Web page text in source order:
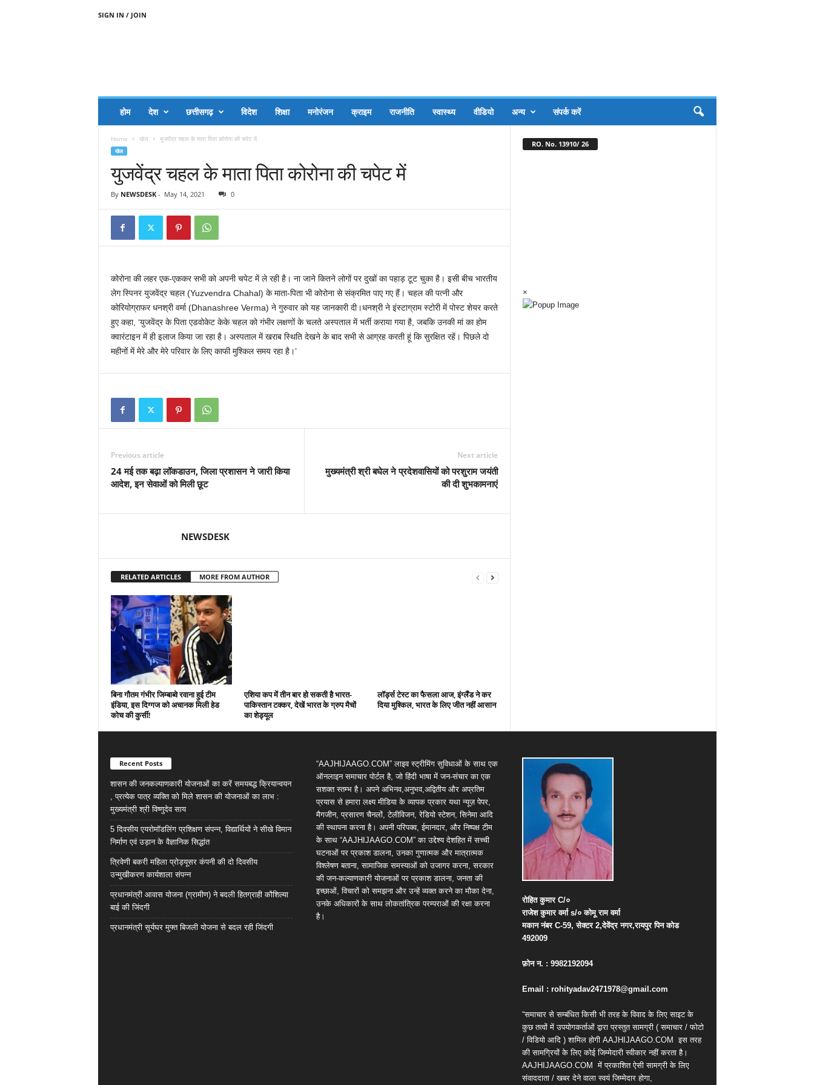
SIGN IN / JOIN
होम देश छत्तीसगढ़ विदेश शिक्षा मनोरंजन क्राइम राजनीति स्वास्थ्य वीडियो अन्य संपर्क करें
Home खेल युजवेंद्र चहल के माता पिता कोरोना की चपेट में
खेल
युजवेंद्र चहल के माता पिता कोरोना की चपेट में
By NEWSDESK- May 14, 2021 0
कोरोना की लहर एक-एककर सभी को अपनी चपेट में ले रही है। ना जाने कितने लोगों पर दुखों का पहाड़ टूट चुका है। इसी बीच भारतीय
लेग स्पिनर युजवेंद्र चहल (Yuzvendra Chahal) के माता-पिता भी कोरोना से संक्रमित पाए गए हैं। चहल की पत्नी और
कोरियोग्राफर धनश्री वर्मा (Dhanashree Verma) ने गुरुवार को यह जानकारी दी।धनश्री ने इंस्टाग्राम स्टोरी में पोस्ट शेयर करते
हुए कहा, ‘युजवेंद्र के पिता एडवोकेट केके चहल को गंभीर लक्षणों के चलते अस्पताल में भर्ती कराया गया है, जबकि उनकी मां का होम
क्वारंटाइन में ही इलाज किया जा रहा है। अस्पताल में खराब स्थिति देखने के बाद सभी से आग्रह करती हूं कि सुरक्षित रहें। पिछले दो
महीनों में मेरे और मेरे परिवार के लिए काफी मुश्किल समय रहा है।’
Previous article
24 मई तक बढ़ा लॉकडाउन, जिला प्रशासन ने जारी किया
आदेश, इन सेवाओं को मिली छूट
Next article
मुख्यमंत्री श्री बघेल ने प्रदेशवासियों को परशुराम जयंती
की दी शुभकामनाएं
NEWSDESK
RELATED ARTICLES MORE FROM AUTHOR
बिना गौतम गंभीर जिम्बाब्वे रवाना हुई टीम
इंडिया, इस दिग्गज को अचानक मिली हेड
कोच की कुर्सी!
एशिया कप में तीन बार हो सकती है भारत-
पाकिस्तान टक्कर, देखें भारत के ग्रुप मैचों
का शेड्यूल
लॉर्ड्स टेस्ट का फैसला आज, इंग्लैंड ने कर
दिया मुश्किल, भारत के लिए जीत नहीं आसान
RO. No. 13910/ 26
×
Recent Posts
शासन की जनकल्याणकारी योजनाओं का करें समयबद्ध क्रियान्वयन
, प्रत्येक पात्र व्यक्ति को मिले शासन की योजनाओं का लाभ :
मुख्यमंत्री श्री विष्णुदेव साय
5 दिवसीय एयरोमॉडलिंग प्रशिक्षण संपन्न, विद्यार्थियों ने सीखे विमान
निर्माण एवं उड़ान के वैज्ञानिक सिद्धांत
त्रिवेणी बकरी महिला प्रोड्यूसर कंपनी की दो दिवसीय
उन्मुखीकरण कार्यशाला संपन्न
प्रधानमंत्री आवास योजना (ग्रामीण) ने बदली हितग्राही कौशिल्या
बाई की जिंदगी
प्रधानमंत्री सूर्यघर मुफ्त बिजली योजना से बदल रही जिंदगी
“AAJHIJAAGO.COM” लाइव स्ट्रीमिंग सुविधाओं के साथ एक
ऑनलाइन समाचार पोर्टल है, जो हिंदी भाषा में जन-संचार का एक
सशक्त स्तम्भ है। अपने अभिनव,अनुभव,अद्वितीय और अप्रतिम
प्रयास से हमारा लक्ष्य मीडिया के व्यापक प्रकार यथा न्यूज़ पेपर,
मैगजीन, प्रसारण चैनलों, टेलीविजन, रेडियो स्टेशन, सिनेमा आदि
की स्थापना करना है। अपनी परिपक्व, ईमानदार, और निष्पक्ष टीम
के साथ “AAJHIJAAGO.COM” का उद्देश्य देशहित में सच्ची
घटनाओं पर प्रकाश डालना, उनका गुणात्मक और मात्रात्मक
विश्लेषण बताना, सामाजिक समस्याओं को उजागर करना, सरकार
की जन-कल्याणकारी योजनाओं पर प्रकाश डालना, जनता की
इच्छाओं, विचारों को समझना और उन्हें व्यक्त करने का मौका देना,
उनके अधिकारों के साथ लोकतांत्रिक परम्पराओं की रक्षा करना
है।
रोहित कुमारC/०
राजेश कुमार वर्माs/० कोमू राम वर्मा
मकान नंबरC-59,सेक्टर2,देवेंद्र नगर,रायपुर पिन कोड
492009
फ़ोन न. : 9982192094
Email : rohityadav2471978@gmail.com
“समाचार से सम्बंधित किसी भी तरह के विवाद के लिए साइट के
कुछ तत्वों में उपयोगकर्ताओं द्वारा प्रस्तुत सामग्री ( समाचार / फोटो
/ विडियो आदि ) शामिल होगी AAJHIJAAGO.COM इस तरह
की सामग्रियों के लिए कोई जिम्मेदारी स्वीकार नहीं करता है।
AAJHIJAAGO.COM में प्रकाशित ऐसी सामग्री के लिए
संवाददाता / खबर देने वाला स्वयं जिम्मेदार होगा,